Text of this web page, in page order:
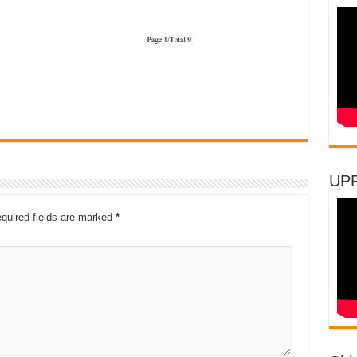
fields are marked *